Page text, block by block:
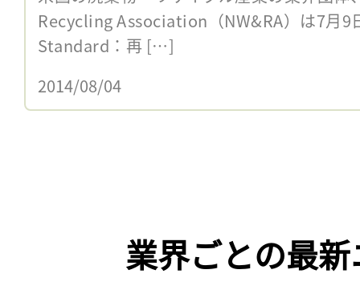
Recycling Association（NW&RA）は7月9
Standard：再 […]
2014/08/04
業界ごとの最